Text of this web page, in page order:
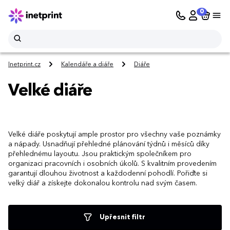
0
Inetprint.cz Kalendáře a diáře Diáře
Velké diáře
Velké diáře poskytují ample prostor pro všechny vaše poznámky
a nápady. Usnadňují přehledné plánování týdnů i měsíců díky
přehlednému layoutu. Jsou praktickým společníkem pro
organizaci pracovních i osobních úkolů. S kvalitním provedením
garantují dlouhou životnost a každodenní pohodlí. Pořiďte si
velký diář a získejte dokonalou kontrolu nad svým časem.
Upřesnit filtr